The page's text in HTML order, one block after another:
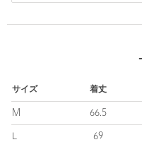
ほどよくハリのある生地感
■コーディネート
プリントデザインを活かし
サイズ 着丈
M 66.5
69